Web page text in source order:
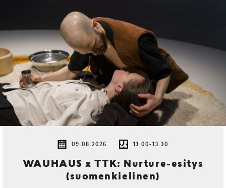
09.08.2026 13.00-13.30
WAUHAUS x TTK: Nurture-esitys
(suomenkielinen)